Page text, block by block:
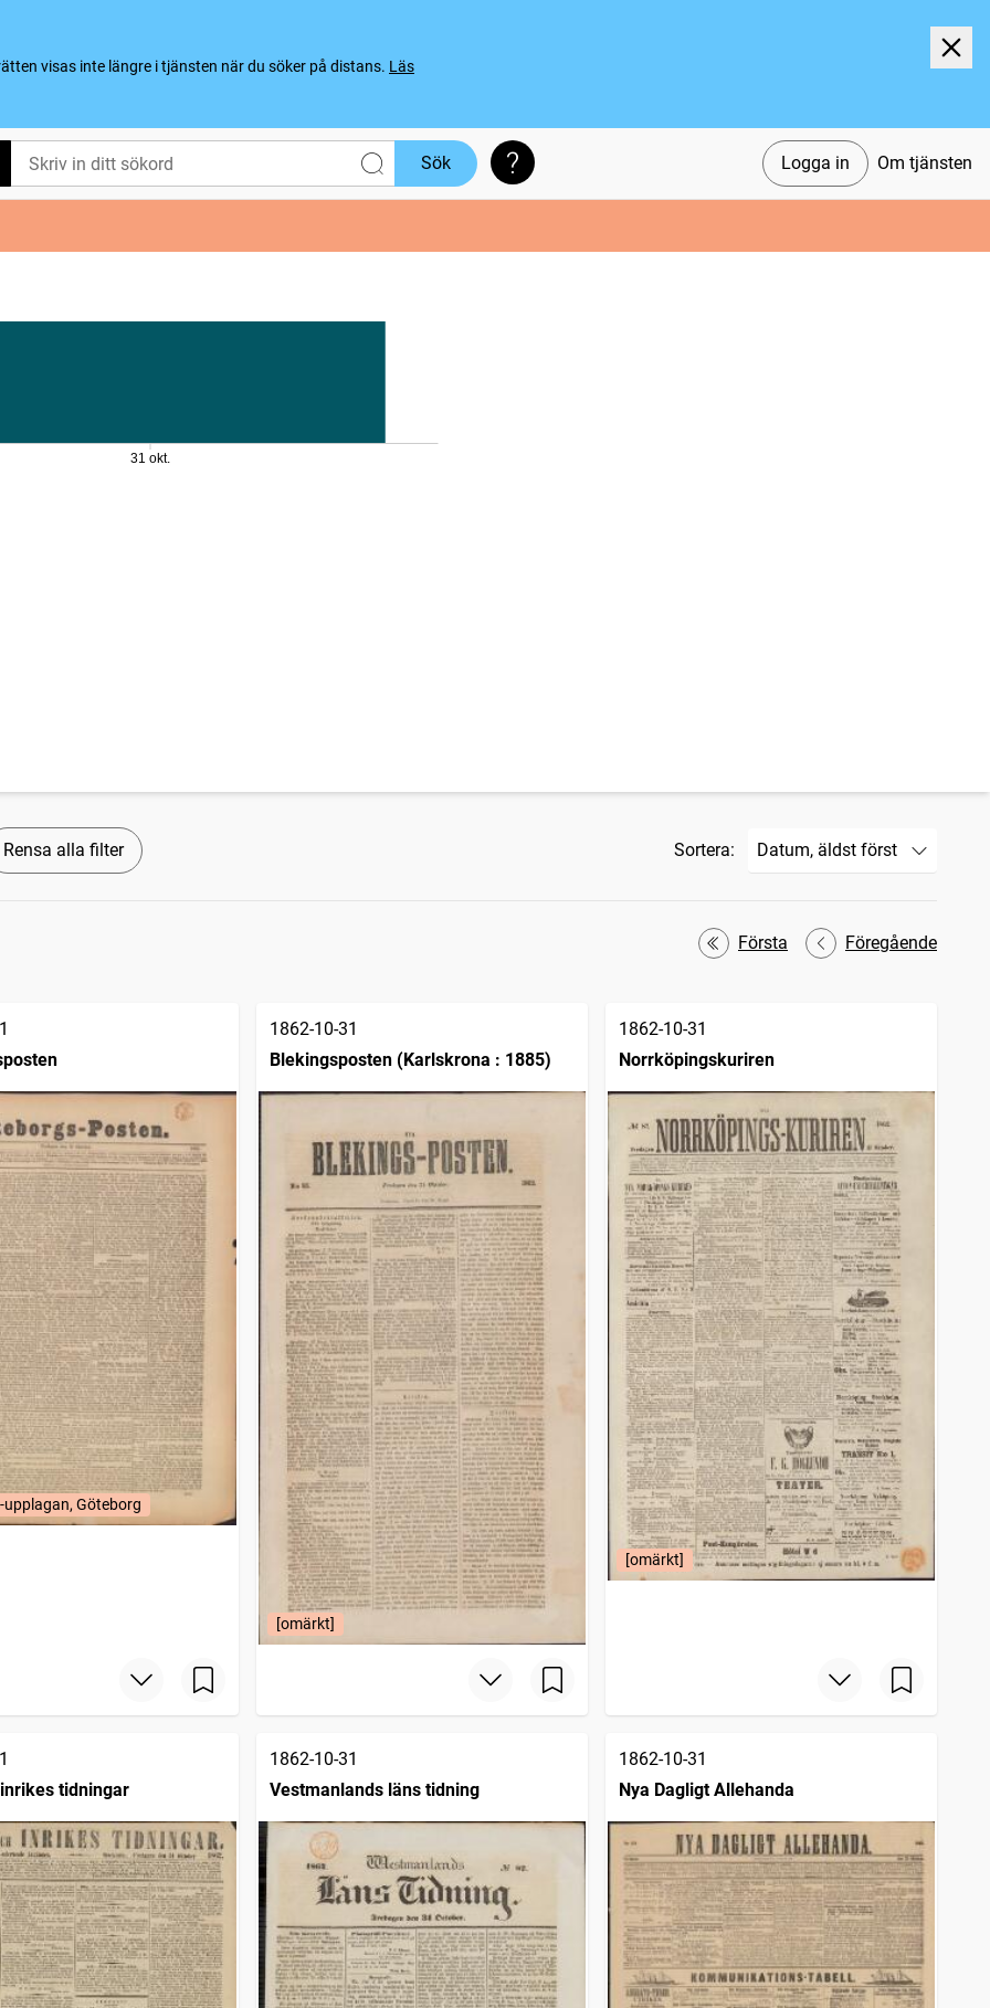
visas inte längre i tjänsten när du söker på distans. Läs
Logga in Om tjänsten
Sök Söktips
31 okt.
Rensa alla filter Sortera:
Första Föregående
Göteborg
1862-10-31
Blekingsposten (Karlskrona : 1885)
[omärkt]
1862-10-31
Norrköpingskuriren
[omärkt]
tidningar
1862-10-31
Vestmanlands läns tidning
1862-10-31
Nya Dagligt Allehanda